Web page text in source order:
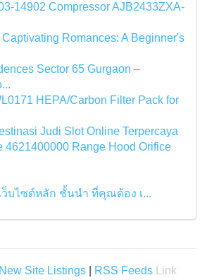
14902 Compressor AJB2433ZXA-
Romances: A Beginner's
Sector 65 Gurgaon –
HEPA/Carbon Filter Pack for
Judi Slot Online Terpercaya
4621400000 Range Hood Orifice
ว็บไซต์หลัก ชั้นนำ ที่คุณต้อง เ...
New Site Listings RSS Feeds Link